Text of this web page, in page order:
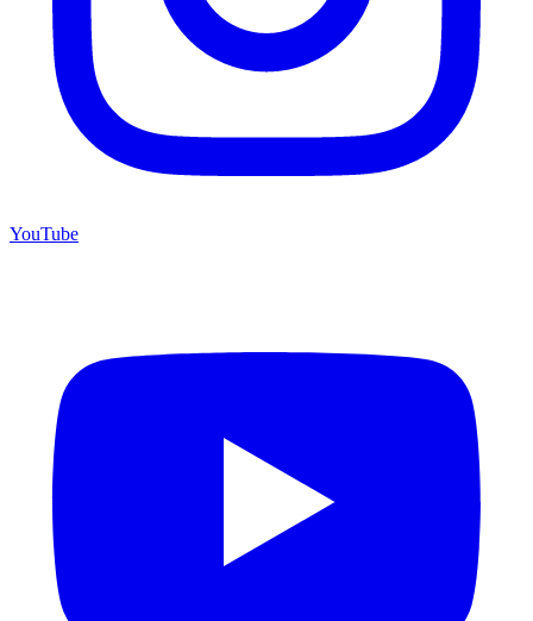
YouTube